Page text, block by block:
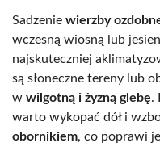
Sadzenie wierzby
wczesną wiosną lub
najskuteczniej
są słoneczne tereny lub
w wilgotną i żyzną glebę.
warto wykopać dół i
obornikiem, co poprawi